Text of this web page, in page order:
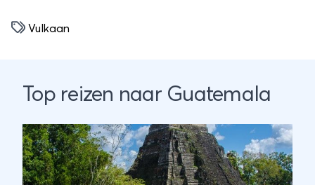
Vulkaan
Top reizen naar Guatemala